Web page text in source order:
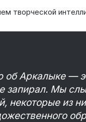
творческой
об Аркалыке —
запирал. Мы
некоторые из